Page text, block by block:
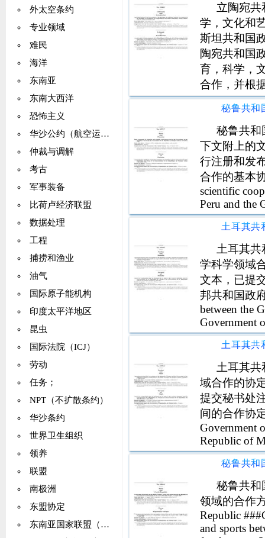
外太空条约
专业领域
难民
海洋
东南亚
东南大西洋
恐怖主义
华沙公约（航空运输）
仲裁与调解
考古
军事装备
比荷卢经济联盟
数据处理
工程
捕捞和渔业
油气
国际原子能机构
印度太平洋地区
昆虫
国际法院（ICJ）
劳动
任务；
NPT（不扩散条约）
华沙条约
世界卫生组织
领养
联盟
南极洲
东盟协定
东南亚国家联盟（ASEAN）
立陶宛共
学，文化和
斯坦共和国
陶宛共和国
育，科学，
合作，并根
条件。一缔
秘鲁共和
下文附上的
行注册和发
合作的基本
scientific
Peru and the
土耳其
学科学领域
文本，已提
邦共和国政
between the
Government
土耳其
域合作的协
提交秘书处
间的合作协
Government
Republic of
秘鲁共和
领域的合作
Republic
and sports